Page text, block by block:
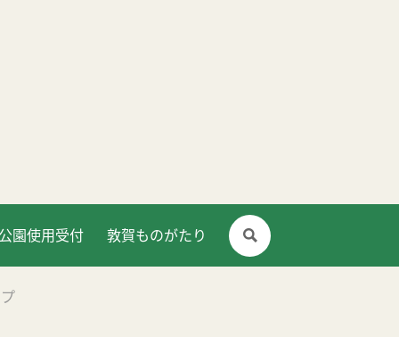
園使用受付 敦賀ものがたり